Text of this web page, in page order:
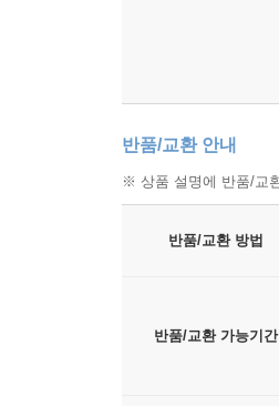
반품/교환 안내
※ 상품 설명에 반품/교
반품/교환 방법
반품/교환 가능기간